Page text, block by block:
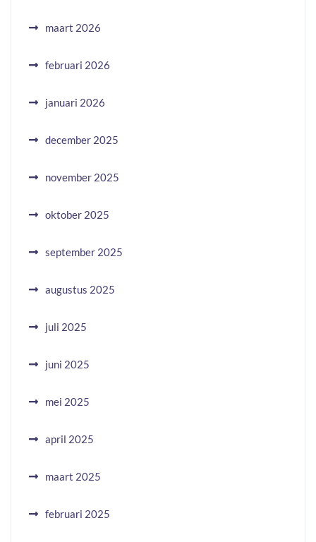
maart 2026
februari 2026
januari 2026
december 2025
november 2025
oktober 2025
september 2025
augustus 2025
juli 2025
juni 2025
mei 2025
april 2025
maart 2025
februari 2025